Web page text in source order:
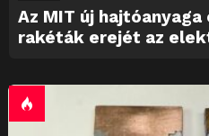
Az MIT új
rakéták erejét az